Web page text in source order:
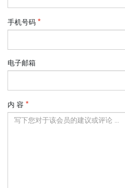
手机号码
电子邮箱
内 容